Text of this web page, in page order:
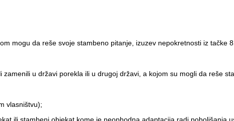
mogu da reše svoje stambeno pitanje, izuzev nepokretnosti iz tačke
u državi porekla ili u drugoj državi, a kojom su mogli da reše
vlasništvu);